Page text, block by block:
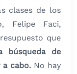
clases de los
Felipe Faci,
que
búsqueda de
a cabo. No hay